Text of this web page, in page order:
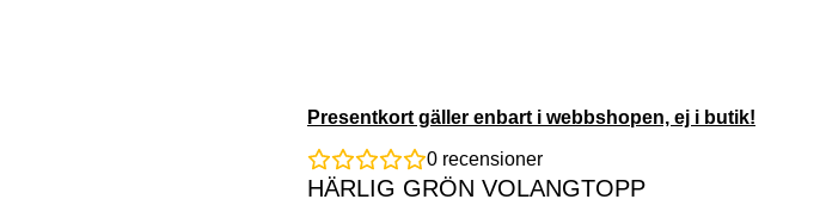
Presentkort gäller enbart i webbshopen, ej i butik!
0 recensioner
HÄRLIG GRÖN VOLANGTOPP